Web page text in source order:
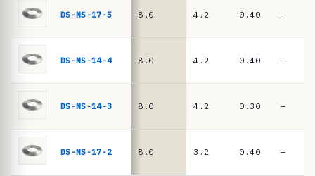
e
p
l
DS-NS-17-5 8.0 4.2 0.40 —
DS-NS-14-4 8.0 4.2 0.40 —
DS-NS-14-3 8.0 4.2 0.30 —
DS-NS-17-2 8.0 3.2 0.40 —